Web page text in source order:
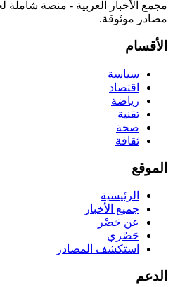
مجمع الأخبار العربية - منصة شاملة
مصادر موثوقة.
الأقسام
سياسة
اقتصاد
رياضة
تقنية
صحة
ثقافة
الموقع
الرئيسية
جميع الأخبار
عن حَصْر
حَصْري
استكشف المصادر
الدعم